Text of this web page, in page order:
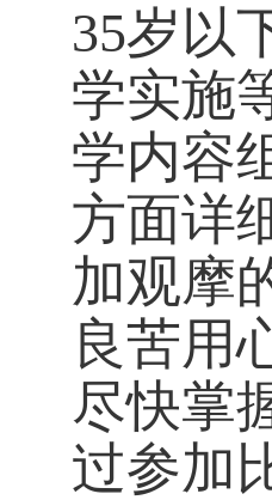
35岁以
学实施
学内容
方面详
加观摩
良苦用
尽快掌
过参加